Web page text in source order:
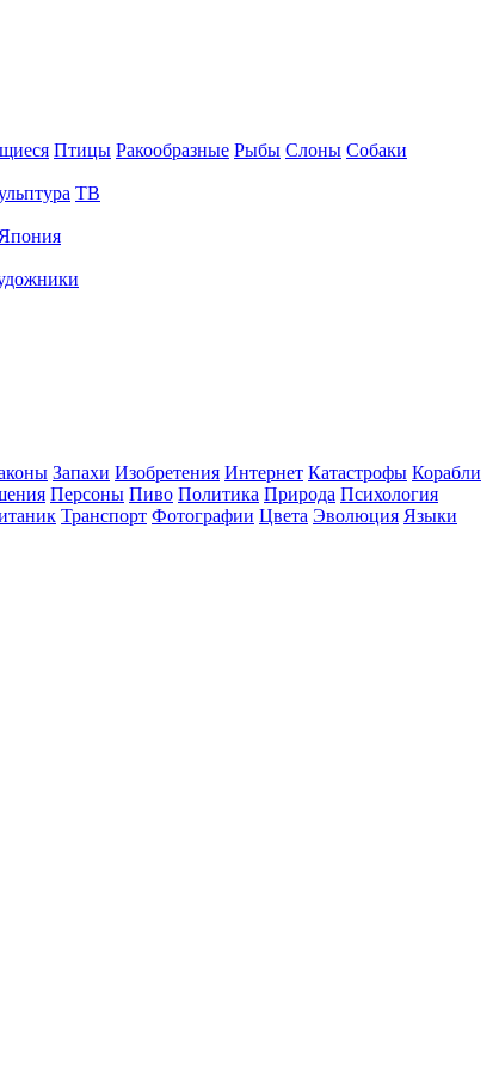
Птицы Ракообразные Рыбы Слоны Собаки
ТВ
Япония
Запахи Изобретения Интернет Катастрофы Корабли
Персоны Пиво Политика Природа Психология
Транспорт Фотографии Цвета Эволюция Языки